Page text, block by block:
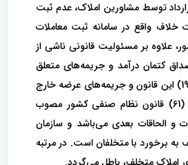
توسط مشاورین املاک، عدم ثبت
خلاف واقع در سامانه ثبت معاملات
علاوه بر مسئولیت قانونی ناشی از
کتمان درآمد و جریمه‌های متعلق
به آن موضوع ماده (192) این قانون و جریمه‌های عرضه خارج
از شبکه موضوع ماده (61) قانون نظام صنفی کشور مصوب
اصلاحات و الحاقات بعدی می‌باشد و سازمان
برخورد با متخلفان است. در مرتبه